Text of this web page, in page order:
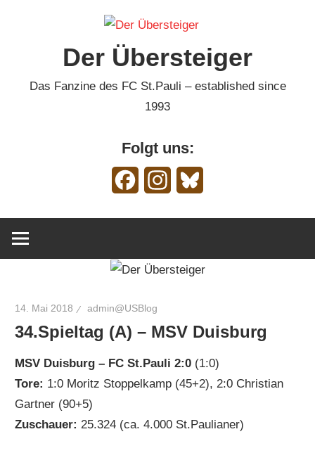
Der Übersteiger
Das Fanzine des FC St.Pauli – established since
1993
Folgt uns:
FacebookInstagram
14. Mai 2018 admin@USBlog
34.Spieltag (A) – MSV Duisburg
MSV Duisburg – FC St.Pauli 2:0 (1:0)
Tore: 1:0 Moritz Stoppelkamp (45+2), 2:0 Christian
Gartner (90+5)
Zuschauer: 25.324 (ca. 4.000 St.Paulianer)